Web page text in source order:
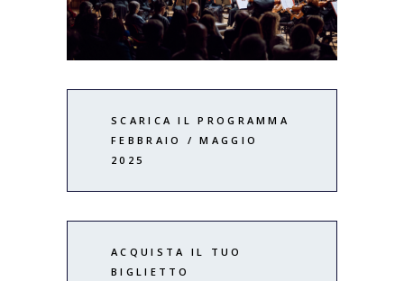
SCARICA IL PROGRAMMA
FEBBRAIO / MAGGIO
2025
ACQUISTA IL TUO
BIGLIETTO